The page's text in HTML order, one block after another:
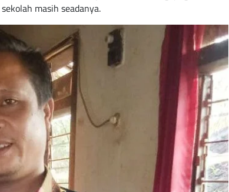
masih seadanya.